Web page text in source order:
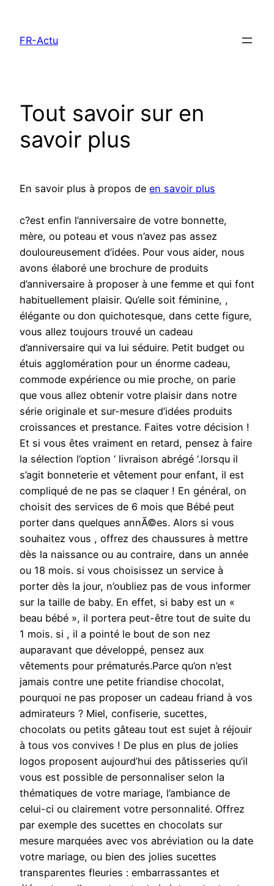
contenu
FR-Actu
Tout savoir sur en
savoir plus
En savoir plus à propos de en savoir plus
c?est enfin l’anniversaire de votre bonnette,
mère, ou poteau et vous n’avez pas assez
douloureusement d’idées. Pour vous aider, nous
avons élaboré une brochure de produits
d’anniversaire à proposer à une femme et qui font
habituellement plaisir. Qu’elle soit féminine, ,
élégante ou don quichotesque, dans cette figure,
vous allez toujours trouvé un cadeau
d’anniversaire qui va lui séduire. Petit budget ou
étuis agglomération pour un énorme cadeau,
commode expérience ou mie proche, on parie
que vous allez obtenir votre plaisir dans notre
série originale et sur-mesure d’idées produits
croissances et prestance. Faites votre décision !
Et si vous êtes vraiment en retard, pensez à faire
la sélection l’option ‘ livraison abrégé ‘.lorsqu il
s’agit bonneterie et vêtement pour enfant, il est
compliqué de ne pas se claquer ! En général, on
choisit des services de 6 mois que Bébé peut
porter dans quelques annÃ©es. Alors si vous
souhaitez vous , offrez des chaussures à mettre
dès la naissance ou au contraire, dans un année
ou 18 mois. si vous choisissez un service à
porter dès la jour, n’oubliez pas de vous informer
sur la taille de baby. En effet, si baby est un «
beau bébé », il portera peut-être tout de suite du
1 mois. si , il a pointé le bout de son nez
auparavant que développé, pensez aux
vêtements pour prématurés.Parce qu’on n’est
jamais contre une petite friandise chocolat,
pourquoi ne pas proposer un cadeau friand à vos
admirateurs ? Miel, confiserie, sucettes,
chocolats ou petits gâteau tout est sujet à réjouir
à tous vos convives ! De plus en plus de jolies
logos proposent aujourd’hui des pâtisseries qu’il
vous est possible de personnaliser selon la
thématiques de votre mariage, l’ambiance de
celui-ci ou clairement votre personnalité. Offrez
par exemple des sucettes en chocolats sur
mesure marquées avec vos abréviation ou la date
votre mariage, ou bien des jolies sucettes
transparentes fleuries : embarrassantes et